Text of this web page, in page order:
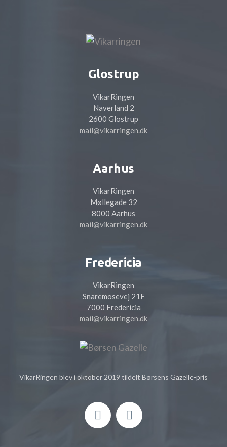
Glostrup
VikarRingen
Naverland 2
2600 Glostrup
mail@vikarringen.dk
Aarhus
VikarRingen
Møllegade 32
8000 Aarhus
mail@vikarringen.dk
Fredericia
VikarRingen
Snaremosevej 21F
7000 Fredericia
mail@vikarringen.dk
VikarRingen blev i oktober 2019 tildelt Børsens Gazelle-pris